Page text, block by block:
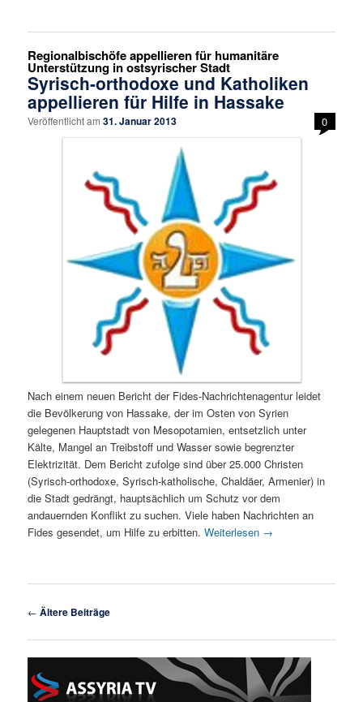
Regionalbischöfe appellieren für humanitäre
Unterstützung in ostsyrischer Stadt
Syrisch-orthodoxe und Katholiken
appellieren für Hilfe in Hassake
Veröffentlicht am31. Januar 2013 0
Nach einem neuen Bericht der Fides-Nachrichtenagentur leidet
die Bevölkerung von Hassake, der im Osten von Syrien
gelegenen Hauptstadt von Mesopotamien, entsetzlich unter
Kälte, Mangel an Treibstoff und Wasser sowie begrenzter
Elektrizität. Dem Bericht zufolge sind über 25.000 Christen
(Syrisch-orthodoxe, Syrisch-katholische, Chaldäer, Armenier) in
die Stadt gedrängt, hauptsächlich um Schutz vor dem
andauernden Konflikt zu suchen. Viele haben Nachrichten an
Fides gesendet, um Hilfe zu erbitten.Weiterlesen →
Beitragsnavigation
← Ältere Beiträge